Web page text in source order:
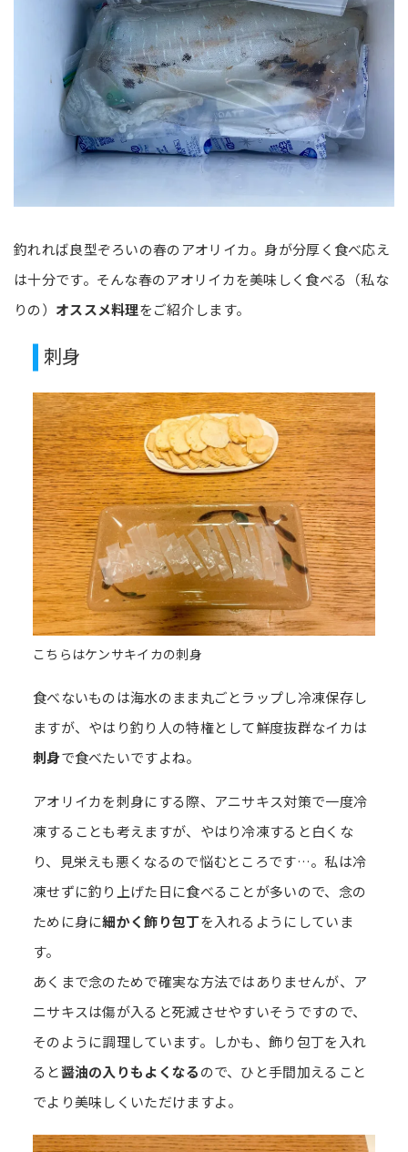
釣れれば良型ぞろいの春のアオリイカ。身が分厚く食べ応え
は十分です。そんな春のアオリイカを美味しく食べる（私な
りの） オススメ料理をご紹介します。
刺身
こちらはケンサキイカの刺身
食べないものは海水のまま丸ごとラップし冷凍保存し
ますが、やはり釣り人の特権として鮮度抜群なイカは
刺身で食べたいですよね。
アオリイカを刺身にする際、アニサキス対策で一度冷
凍することも考えますが、やはり冷凍すると白くな
り、見栄えも悪くなるので悩むところです…。私は冷
凍せずに釣り上げた日に食べることが多いので、念の
ために身に細かく飾り包丁を入れるようにしていま
す。
あくまで念のためで確実な方法ではありませんが、ア
ニサキスは傷が入ると死滅させやすいそうですので、
そのように調理しています。しかも、飾り包丁を入れ
ると醤油の入りもよくなるので、ひと手間加えること
でより美味しくいただけますよ。